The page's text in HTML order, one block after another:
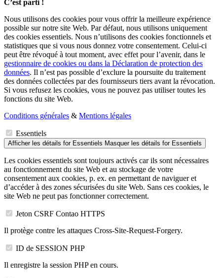
C’est parti !
Nous utilisons des cookies pour vous offrir la meilleure expérience
possible sur notre site Web. Par défaut, nous utilisons uniquement
des cookies essentiels. Nous n’utilisons des cookies fonctionnels et
statistiques que si vous nous donnez votre consentement. Celui-ci
peut être révoqué à tout moment, avec effet pour l’avenir, dans le
gestionnaire de cookies ou dans la Déclaration de protection des
données. Il n’est pas possible d’exclure la poursuite du traitement
des données collectées par des fournisseurs tiers avant la révocation.
Si vous refusez les cookies, vous ne pouvez pas utiliser toutes les
fonctions du site Web.
Conditions générales & Mentions légales
Essentiels
Afficher les détails for Essentiels Masquer les détails for Essentiels
Les cookies essentiels sont toujours activés car ils sont nécessaires
au fonctionnement du site Web et au stockage de votre
consentement aux cookies, p. ex. en permettant de naviguer et
d’accéder à des zones sécurisées du site Web. Sans ces cookies, le
site Web ne peut pas fonctionner correctement.
Jeton CSRF Contao HTTPS
Il protège contre les attaques Cross-Site-Request-Forgery.
ID de SESSION PHP
Il enregistre la session PHP en cours.